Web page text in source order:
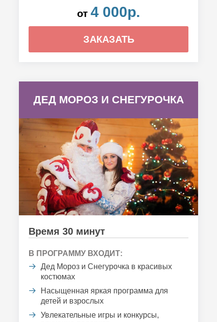
от 4 000р.
ЗАКАЗАТЬ
ДЕД МОРОЗ И СНЕГУРОЧКА
Время 30 минут
В ПРОГРАММУ ВХОДИТ:
Дед Мороз и Снегурочка в красивых
костюмах
Насыщенная яркая программа для
детей и взрослых
Увлекательные игры и конкурсы,